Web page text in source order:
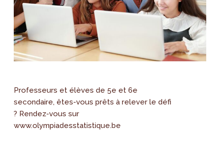
Professeurs et élèves de 5e et 6e
secondaire, êtes-vous prêts à relever le défi
? Rendez-vous sur
www.olympiadesstatistique.be